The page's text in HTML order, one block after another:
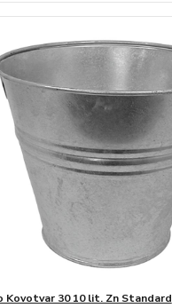
Kovotvar 30 10 lit. Zn Standard